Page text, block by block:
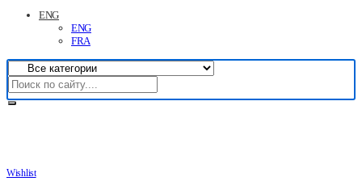
ENG
ENG
FRA
Wishlist